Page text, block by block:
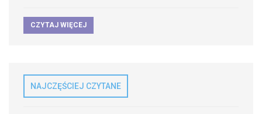
CZYTAJ WIĘCEJ
NAJCZĘŚCIEJ CZYTANE